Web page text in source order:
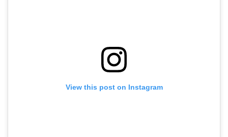
View this post on Instagram